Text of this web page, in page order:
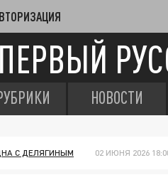
ПЕРВЫЙ
НОВОСТИ
С ДЕЛЯГИНЫМ 02 ИЮНЯ 2026